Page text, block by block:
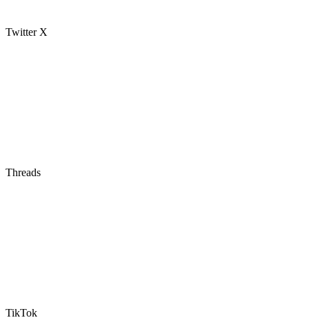
Twitter X
Threads
TikTok